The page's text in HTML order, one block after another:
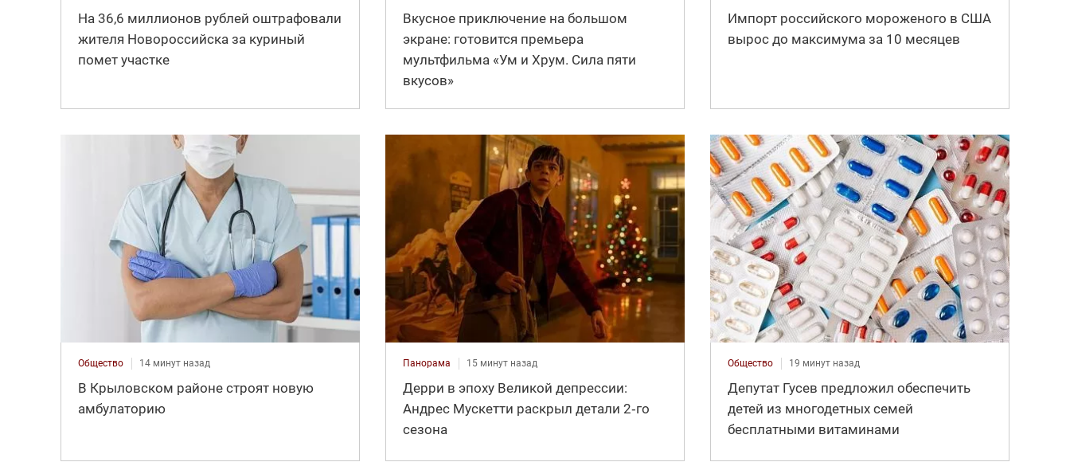
На 36,6 миллионов рублей оштрафовали
жителя Новороссийска за куриный
помет участке
Вкусное приключение на большом
экране: готовится премьера
мультфильма «Ум и Хрум. Сила пяти
вкусов»
Импорт российского мороженого в США
вырос до максимума за 10 месяцев
Общество 14 минут назад
В Крыловском районе строят новую
амбулаторию
Панорама 15 минут назад
Дерри в эпоху Великой депрессии:
Андрес Мускетти раскрыл детали 2‑го
сезона
Общество 19 минут назад
Депутат Гусев предложил обеспечить
детей из многодетных семей
бесплатными витаминами